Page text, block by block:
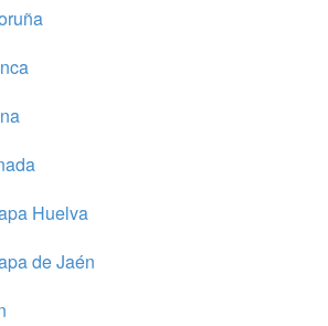
Huelva
de Jaén